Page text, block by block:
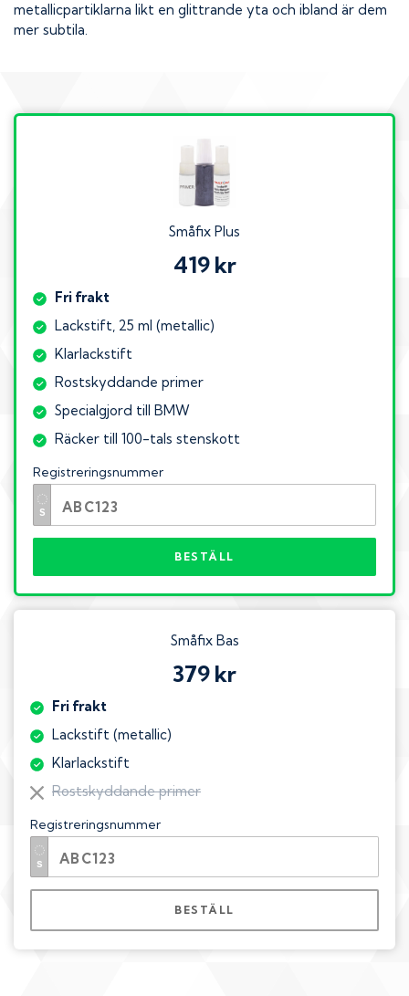
metallicpartiklarna likt en glittrande yta och ibland är dem
mer subtila.
Småfix Plus
419 kr
Fri frakt
Lackstift, 25 ml (metallic)
Klarlackstift
Rostskyddande primer
Specialgjord till BMW
Räcker till 100-tals stenskott
Registreringsnummer
BESTÄLL
Småfix Bas
379 kr
Fri frakt
Lackstift (metallic)
Klarlackstift
Rostskyddande primer
Registreringsnummer
BESTÄLL